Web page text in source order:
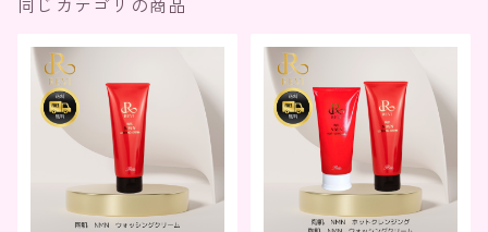
同じカテゴリの商品